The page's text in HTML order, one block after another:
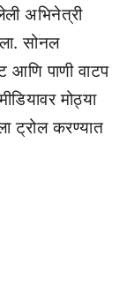
अभिनेत्री
सोनल
आणि पाणी वाटप
मोठ्या
ट्रोल करण्यात